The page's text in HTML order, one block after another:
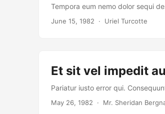
Tempora eum nemo dolor sequi
June 15, 1982 · Uriel Turcotte
Et sit vel impedit
Pariatur iusto error qui.
May 26, 1982 · Mr. Sheridan